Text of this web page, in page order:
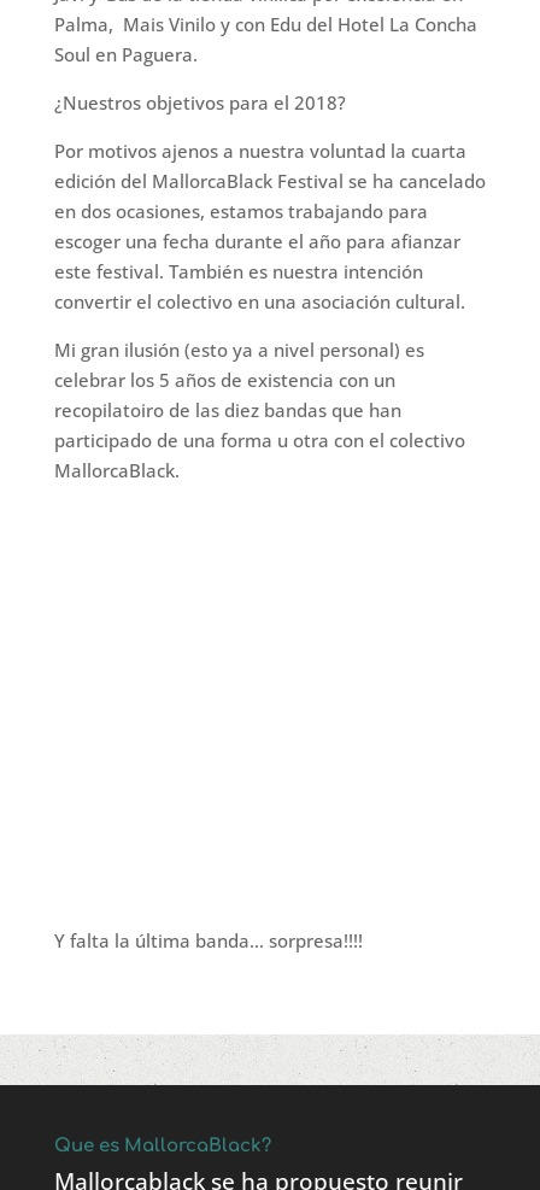
Palma, Mais Vinilo y con Edu del Hotel La Concha
Soul en Paguera.
¿Nuestros objetivos para el 2018?
Por motivos ajenos a nuestra voluntad la cuarta
edición del MallorcaBlack Festival se ha cancelado
en dos ocasiones, estamos trabajando para
escoger una fecha durante el año para afianzar
este festival. También es nuestra intención
convertir el colectivo en una asociación cultural.
Mi gran ilusión (esto ya a nivel personal) es
celebrar los 5 años de existencia con un
recopilatoiro de las diez bandas que han
participado de una forma u otra con el colectivo
MallorcaBlack.
Y falta la última banda… sorpresa!!!!
Que es MallorcaBlack?
Mallorcablack se ha propuesto reunir